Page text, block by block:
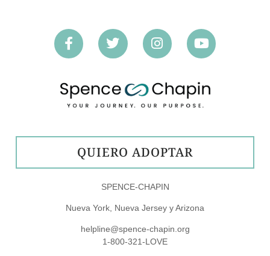
SPENCE-CHAPIN
Nueva York, Nueva Jersey y Arizona
helpline@spence-chapin.org
1-800-321-LOVE
QUIERO ADOPTAR